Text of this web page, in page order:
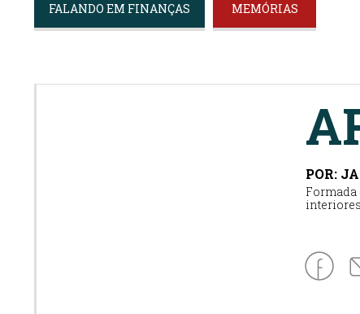
FALANDO EM FINANÇAS MEMÓRIAS
POR:
Formada